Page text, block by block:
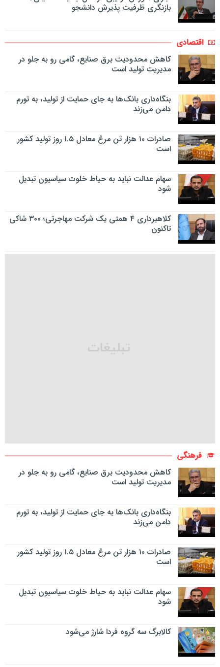
بازنگری ظرفیت پذیرش دانشجو
اقتصادی
کاهش محدودیت برق صنایع، گامی رو به جلو در
مدیریت تولید است
بنگاه‌داری بانک‌ها به جای حمایت از تولید، به تورم
دامن می‌زند
صادرات ۱۰ هزار تن مرغ معادل ۱.۵ روز تولید کشور
است
سهام عدالت نباید به حیاط خلوت سیاسیون تبدیل
شود
کلاهبرداری ۴ همتی یک شرکت مهاجرتی؛ ۳۰۰ شاکی
تاکنون
فرهنگی
کاهش محدودیت برق صنایع، گامی رو به جلو در
مدیریت تولید است
بنگاه‌داری بانک‌ها به جای حمایت از تولید، به تورم
دامن می‌زند
صادرات ۱۰ هزار تن مرغ معادل ۱.۵ روز تولید کشور
است
سهام عدالت نباید به حیاط خلوت سیاسیون تبدیل
شود
کالابرگ سه گروه فردا شارژ می‌شود